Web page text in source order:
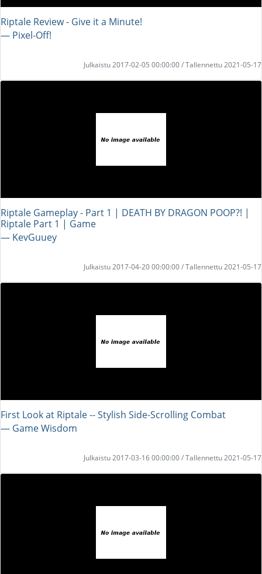
Riptale Review - Give it a Minute!
― Pixel-Off!
Julkaistu 2017-02-05 00:00:00 / Tallennettu 2021-05-17
Riptale Gameplay - Part 1 | DEATH BY DRAGON POOP?! |
Riptale Part 1 | Game
― KevGuuey
Julkaistu 2017-04-20 00:00:00 / Tallennettu 2021-05-17
First Look at Riptale -- Stylish Side-Scrolling Combat
― Game Wisdom
Julkaistu 2017-03-16 00:00:00 / Tallennettu 2021-05-17